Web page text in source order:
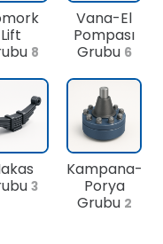
Lift
8
Vana-El
Pompası
Grubu 6
3
Kampana-
Porya
Grubu 2